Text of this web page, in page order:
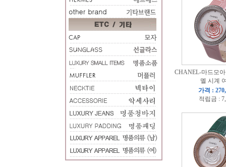
CHANEL-마드모
멜 시계
가격 :
적립금 :